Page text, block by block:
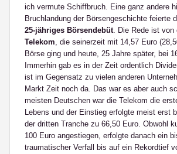
ich vermute Schiffbruch. Eine ganz andere
Bruchlandung der Börsengeschichte feierte
25-jähriges Börsendebüt. Die Rede ist von
Telekom, die seinerzeit mit 14,57 Euro
Börse ging und heute, 25 Jahre später, bei
Immerhin gab es in der Zeit ordentlich
ist im Gegensatz zu vielen anderen
Markt Zeit noch da. Das war es aber auch
meisten Deutschen war die Telekom die
Lebens und der Einstieg erfolgte meist erst
der dritten Tranche zu 66,50 Euro. Obwohl
100 Euro angestiegen, erfolgte danach ein
traumatischer Verfall bis auf ein Rekordtief